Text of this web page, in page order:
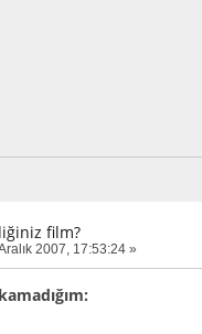
film?
2007, 17:53:24 »